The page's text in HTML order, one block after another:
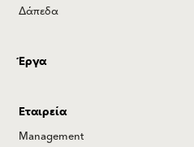
Δάπεδα
Έργα
Εταιρεία
Management